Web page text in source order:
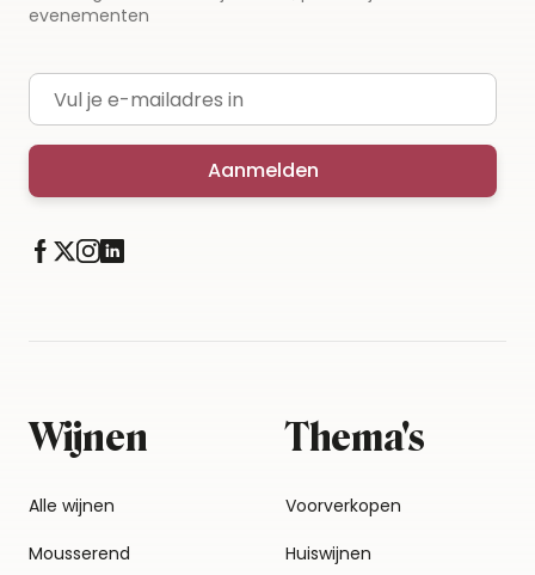
evenementen
E-mailadres
Aanmelden
Wijnen
Alle wijnen
Mousserend
Thema's
Voorverkopen
Huiswijnen